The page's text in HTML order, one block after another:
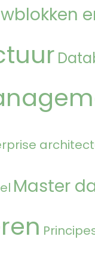
Master